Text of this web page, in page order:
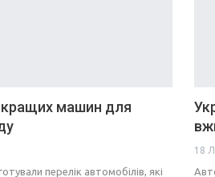
машин для
перелік автомобілів, які
18